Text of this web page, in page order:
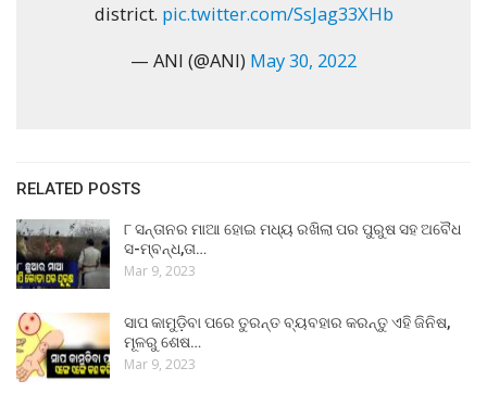
district. pic.twitter.com/SsJag33XHb
— ANI (@ANI) May 30, 2022
RELATED POSTS
୮ ସନ୍ତାନର ମାଆ ହୋଇ ମଧ୍ୟ ରଖିଲା ପର ପୁରୁଷ ସହ ଅବୈଧ
ସ-ମ୍ବନ୍ଧ,ତା…
Mar 9, 2023
ସାପ କାମୁଡ଼ିବା ପରେ ତୁରନ୍ତ ବ୍ୟବହାର କରନ୍ତୁ ଏହି ଜିନିଷ,
ମୂଳରୁ ଶେଷ…
Mar 9, 2023